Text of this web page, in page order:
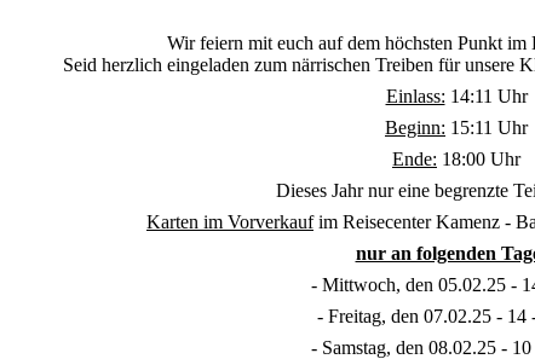
Wir feiern mit euch auf dem höchsten Punkt
Seid herzlich eingeladen zum närrischen Treiben für unsere
Einlass: 14:11 Uhr
Beginn: 15:11 Uhr
Ende: 18:00 Uhr
Dieses Jahr nur eine begrenzte
Karten im Vorverkaufim Reisecenter Kamenz -
nur an folgenden
- Mittwoch, den 05.02.25 -
- Freitag, den 07.02.25 - 14
- Samstag, den 08.02.25 -